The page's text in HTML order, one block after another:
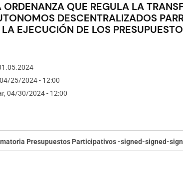
QUE REGULA LA
DESCENTRALIZADOS
EJECUCIÓN DE LOS
25/2024 - 12:00
04/30/2024 - 12:00
Presupuestos Participativos -signed-signed-